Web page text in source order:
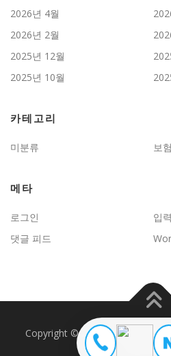
2026년 4월
2026년 2월
2025년 12월
2025년 10월
카테고리
미분류 보험
메타
로그인
입
댓글 피드
Copyright © 2026 JD보험문제연구